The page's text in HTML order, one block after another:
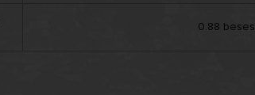
0.88 beses